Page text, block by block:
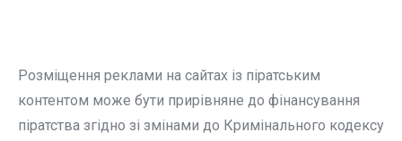
Розміщення реклами на сайтах із піратським
контентом може бути прирівняне до фінансування
піратства згідно зі змінами до Кримінального кодексу